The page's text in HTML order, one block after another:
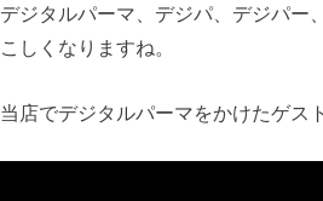
ジタルパーマ、デジパ、デジパ
しくなりますね。
店でデジタルパーマをかけたゲ